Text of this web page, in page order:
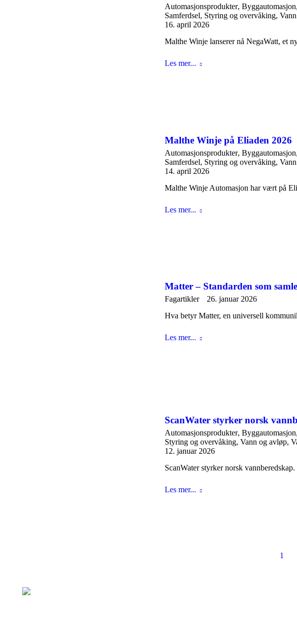
Automasjonsprodukter,Byggautomasjon
Samferdsel, Styring og overvåking,
16. april 2026
Malthe Winje lanserer nå NegaWatt, et
Les mer...
Malthe Winje på Eliaden 2026
Automasjonsprodukter,Byggautomasjon
Samferdsel, Styring og overvåking,
14. april 2026
Malthe Winje Automasjon har vært på
Les mer...
Matter – Standarden som
Fagartikler
26. januar 2026
Hva betyr Matter, en universell
Les mer...
ScanWater styrker norsk
Automasjonsprodukter,Byggautomasjon
Styring og overvåking,Vann og avløp,
12. januar 2026
ScanWater styrker norsk
Les mer...
1